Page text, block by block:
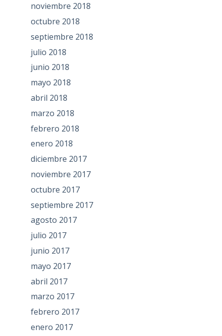
noviembre 2018
octubre 2018
septiembre 2018
julio 2018
junio 2018
mayo 2018
abril 2018
marzo 2018
febrero 2018
enero 2018
diciembre 2017
noviembre 2017
octubre 2017
septiembre 2017
agosto 2017
julio 2017
junio 2017
mayo 2017
abril 2017
marzo 2017
febrero 2017
enero 2017